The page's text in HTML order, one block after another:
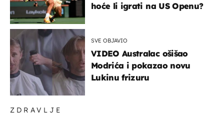
ZDRAVLJE
hoće li igrati na US Openu?
SVE OBJAVIO
VIDEO Australac ošišao
Modrića i pokazao novu
Lukinu frizuru